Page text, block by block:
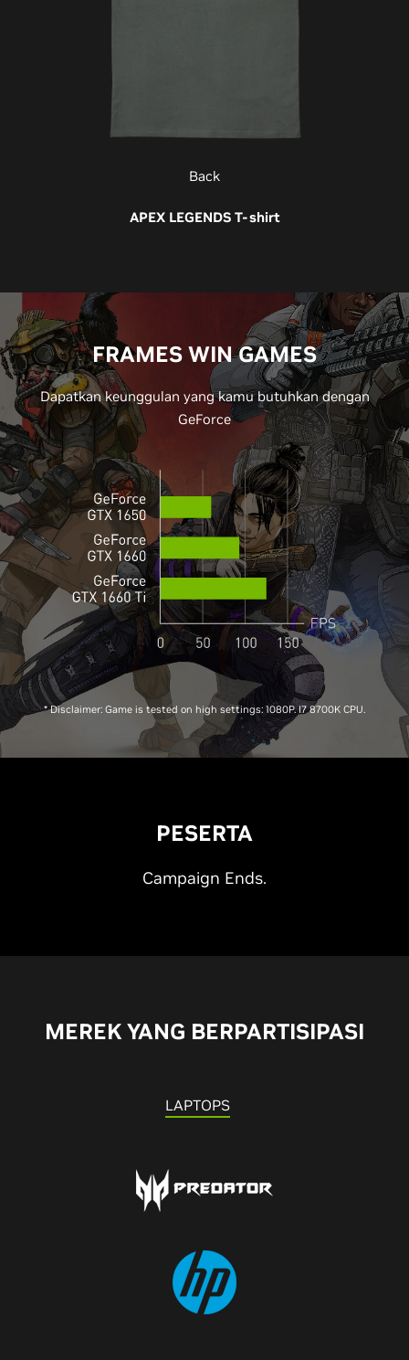
Back
APEX LEGENDS T-shirt
FRAMES WIN GAMES
Dapatkan keunggulan yang kamu butuhkan dengan
GeForce
* Disclaimer: Game is tested on high settings: 1080P. I7 8700K CPU.
PESERTA
Campaign Ends.
MEREK YANG BERPARTISIPASI
LAPTOPS